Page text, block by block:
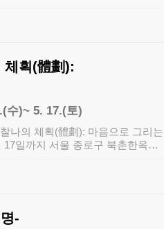
체획(體劃):
수)~ 5. 17.(토)
나의 체획(體劃): 마음으로 그리는
일까지 서울 종로구 북촌한옥마
-